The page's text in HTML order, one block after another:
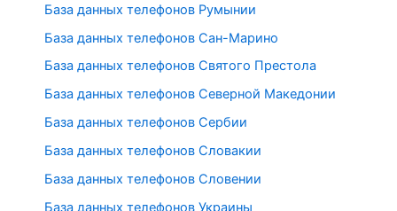
База данных телефонов Румынии
База данных телефонов Сан-Марино
База данных телефонов Святого Престола
База данных телефонов Северной Македонии
База данных телефонов Сербии
База данных телефонов Словакии
База данных телефонов Словении
База данных телефонов Украины